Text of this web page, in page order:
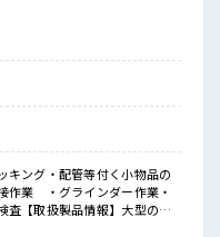
ど、
いきましょう！
キング・配管等付く小物品の
作業 ・グラインダー作業・
査【取扱製品情報】大型の建